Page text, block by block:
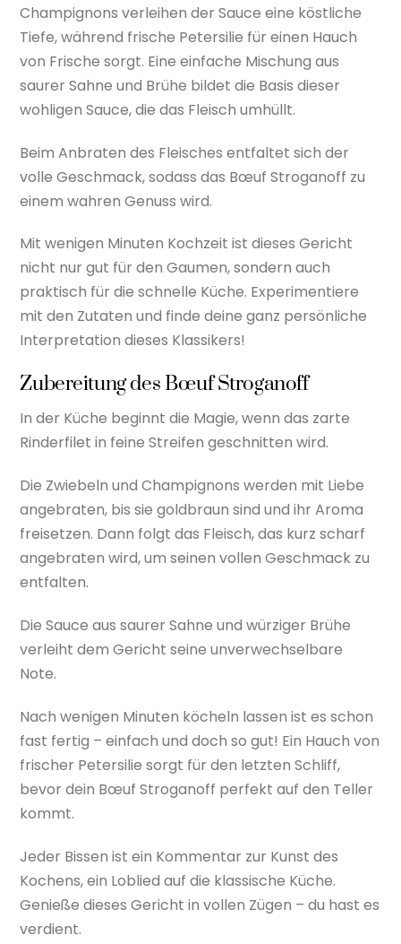
Champignons verleihen der Sauce eine köstliche
Tiefe, während frische Petersilie für einen Hauch
von Frische sorgt. Eine einfache Mischung aus
saurer Sahne und Brühe bildet die Basis dieser
wohligen Sauce, die das Fleisch umhüllt.
Beim Anbraten des Fleisches entfaltet sich der
volle Geschmack, sodass das Bœuf Stroganoff zu
einem wahren Genuss wird.
Mit wenigen Minuten Kochzeit ist dieses Gericht
nicht nur gut für den Gaumen, sondern auch
praktisch für die schnelle Küche. Experimentiere
mit den Zutaten und finde deine ganz persönliche
Interpretation dieses Klassikers!
Zubereitung des Bœuf Stroganoff
In der Küche beginnt die Magie, wenn das zarte
Rinderfilet in feine Streifen geschnitten wird.
Die Zwiebeln und Champignons werden mit Liebe
angebraten, bis sie goldbraun sind und ihr Aroma
freisetzen. Dann folgt das Fleisch, das kurz scharf
angebraten wird, um seinen vollen Geschmack zu
entfalten.
Die Sauce aus saurer Sahne und würziger Brühe
verleiht dem Gericht seine unverwechselbare
Note.
Nach wenigen Minuten köcheln lassen ist es schon
fast fertig – einfach und doch so gut! Ein Hauch von
frischer Petersilie sorgt für den letzten Schliff,
bevor dein Bœuf Stroganoff perfekt auf den Teller
kommt.
Jeder Bissen ist ein Kommentar zur Kunst des
Kochens, ein Loblied auf die klassische Küche.
Genieße dieses Gericht in vollen Zügen – du hast es
verdient.